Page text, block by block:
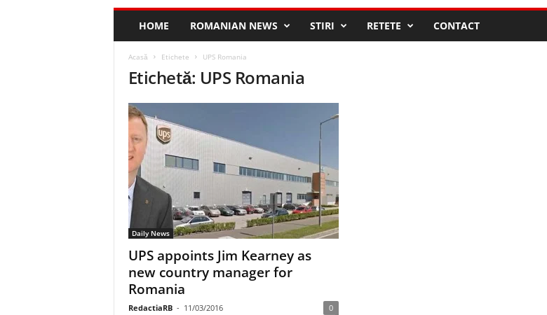
HOME ROMANIAN NEWS STIRI RETETE CONTACT
Acasă Etichete UPS Romania
Etichetă: UPS Romania
Daily News
UPS appoints Jim Kearney as
new country manager for
Romania
RedactiaRB - 11/03/2016 0